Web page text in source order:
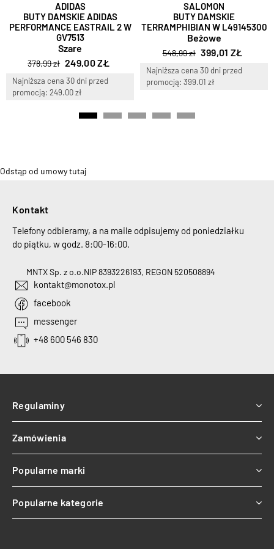
ADIDAS
BUTY DAMSKIE ADIDAS
PERFORMANCE EASTRAIL 2 W
GV7513
Szare
378,99 zł 249,00 ZŁ
Najniższa cena 30 dni przed
promocją: 249.00 zł
SALOMON
BUTY DAMSKIE
TERRAMPHIBIAN W L49145300
Beżowe
548,99 zł 399,01 ZŁ
Najniższa cena 30 dni przed
promocją: 399.01 zł
Odstąp od umowy tutaj
Kontakt
Telefony odbieramy, a na maile odpisujemy od poniedziałku
do piątku, w godz. 8:00-16:00.
MNTX Sp. z o.o.NIP 8393226193, REGON 520508894
kontakt@monotox.pl
facebook
messenger
+48 600 546 830
Regulaminy
Zamówienia
Popularne marki
Popularne kategorie